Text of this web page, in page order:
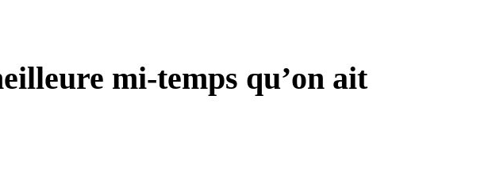
mi-temps qu’on ait